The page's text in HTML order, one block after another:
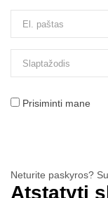
Prisiminti mane
Neturite paskyros?
Atstatyti